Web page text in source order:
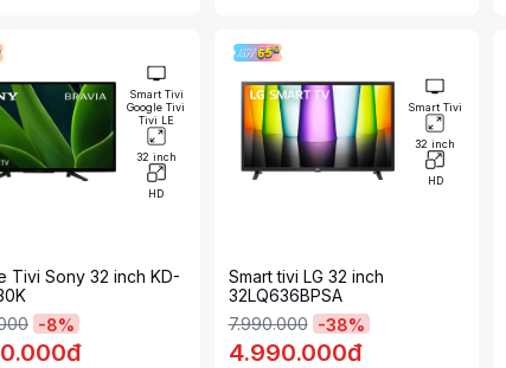
Smart Tivi
Google Tivi
Tivi LE
32 inch
HD
Tivi Sony 32 inch KD-
-8%
Smart Tivi
32 inch
HD
Smart tivi LG 32 inch
32LQ636BPSA
7.990.000 -38%
4.990.000đ